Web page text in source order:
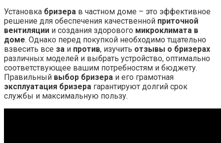
Установка бризера в частном доме – это эффективное
решение для обеспечения качественной приточной
вентиляции и создания здорового микроклимата в
доме. Однако перед покупкой необходимо тщательно
взвесить все за и против, изучить отзывы о бризерах
различных моделей и выбрать устройство, оптимально
соответствующее вашим потребностям и бюджету.
Правильный выбор бризера и его грамотная
эксплуатация бризера гарантируют долгий срок
службы и максимальную пользу.